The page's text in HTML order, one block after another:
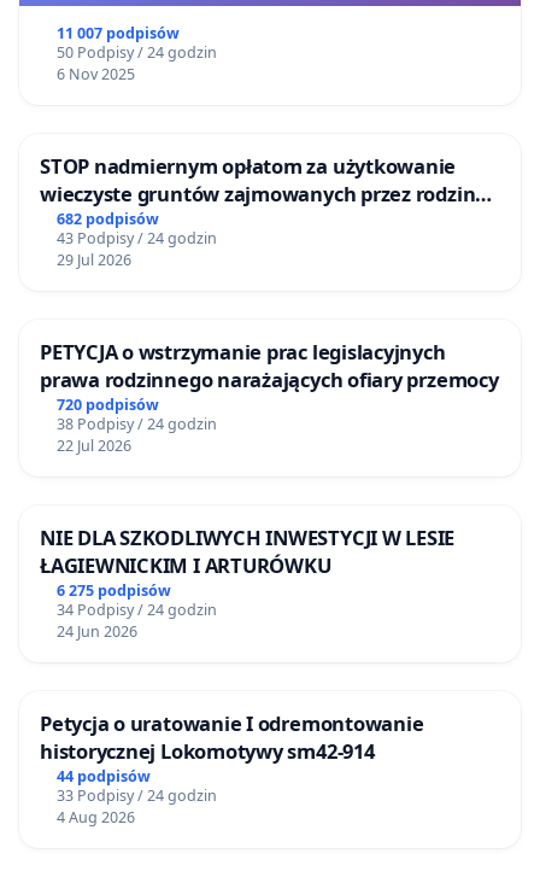
11 007 podpisów
50 Podpisy / 24 godzin
6 Nov 2025
STOP nadmiernym opłatom za użytkowanie
wieczyste gruntów zajmowanych przez rodzinne
ogrody działkowe.
682 podpisów
43 Podpisy / 24 godzin
29 Jul 2026
PETYCJA o wstrzymanie prac legislacyjnych
prawa rodzinnego narażających ofiary przemocy
720 podpisów
38 Podpisy / 24 godzin
22 Jul 2026
NIE DLA SZKODLIWYCH INWESTYCJI W LESIE
ŁAGIEWNICKIM I ARTURÓWKU
6 275 podpisów
34 Podpisy / 24 godzin
24 Jun 2026
Petycja o uratowanie I odremontowanie
historycznej Lokomotywy sm42-914
44 podpisów
33 Podpisy / 24 godzin
4 Aug 2026